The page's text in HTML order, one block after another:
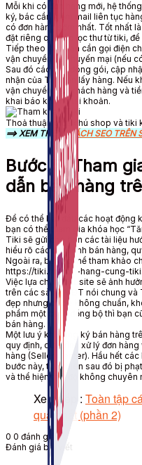
Mỗi khi có đơn hàng mới, hệ
ký, bác cần kiểm mail liên tục
có đơn hàng sớm nhất. Tốt nhất
đặt riêng quy tắc lọc thư từ tiki,
Tiếp theo các bạn cần gọi điện
vận chuyển và khuyến mại (nếu
Sau đó các bạn đóng gói, cập
nhận của Tiki đến lấy hàng. Nếu
vận chuyển đến khách hàng và
khai báo khi mở tài khoản.
Thoả thuận giữa chú shop và tiki
==> XEM THÊM:CÁCH SEO TRÊN
Bước 5: Tham
dẫn bán hàng
Để có thể bắt đầu các hoạt động
bạn có thể tham gia khóa học
Tiki sẽ gửi cho bạn các tài liệu
hiểu rõ các quy trình bán hàng,
Ngoài ra, bạn có thể tham khảo
https://tiki.vn/ban-hang-cung-tiki.
Việc lựa chọn website sẽ ảnh
trên các sàn TMĐT nói chung và
đẹp nhưng code không chuẩn,
phẩm một cách đồng bộ thì bạn
bán hàng.
Một lưu ý khi đăng ký bán hàng
quy định, quy trình xử lý đơn
hàng (Seller Center). Hầu hết
bước này, tuy nhiên sau đó bị
và thể hiện thái độ không chuyên
Xem tiếp : Toàn tập
quả nhất (phần 2)
0 0 đánh giá
Đánh giá bài viết